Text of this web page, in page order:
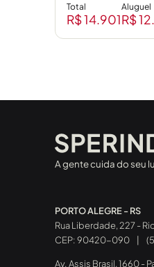
Total
R$ 14.901
Aluguel
R$
A gente cuida do seu
PORTO ALEGRE - RS
Rua Liberdade, 227 -
CEP: 90420-090
Av. Assis Brasil, 1660 -